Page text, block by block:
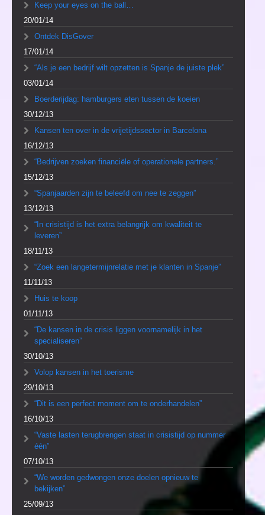
Keep your eyes on the ball…
20/01/14
Ontdek DisGover
17/01/14
“Als je een bedrijf wilt opzetten is Spanje de juiste plek”
03/01/14
Boerderijdag: hamburgers eten tussen de koeien
30/12/13
Kansen ten over in de vrijetijdssector in Barcelona
16/12/13
“Bedrijven zoeken financiële of operationele partners.”
15/12/13
“Spanjaarden zijn te beleefd om nee te zeggen”
13/12/13
“In crisistijd is het extra belangrijk om kwaliteit te
leveren”
18/11/13
“Zoek een langetermijnrelatie met je klanten in Spanje”
11/11/13
Huis te koop
01/11/13
“De kansen in de crisis liggen voornamelijk in het
specialiseren”
30/10/13
Volop kansen in het toerisme
29/10/13
“Dit is een perfect moment om te onderhandelen”
16/10/13
“Vaste lasten terugbrengen staat in crisistijd op nummer
één”
07/10/13
“We worden gedwongen onze doelen opnieuw te
bekijken”
25/09/13